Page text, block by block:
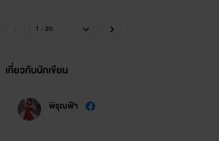
เกี่ยวกับนักเขียน
พิรุณฟ้า